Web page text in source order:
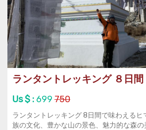
ランタントレッキング ８日間
Us $ : 699 750
ランタントレッキング 8日間で味わえるヒ
族の文化、豊かな山の景色、魅力的な森の